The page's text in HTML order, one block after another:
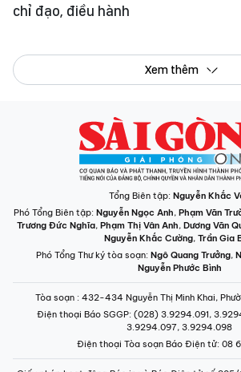
chỉ đạo, điều hành
Xem thêm
Tổng Biên tập: Nguyễn Khắc
Phó Tổng Biên tập: Nguyễn Ngọc Anh, Phạm Văn
Trương Đức Nghĩa, Phạm Thị Vân Anh, Dương Văn
Nguyễn Khắc Cường, Trần Gia
Phó Tổng Thư ký tòa soạn: Ngô Quang Trưởng,
Nguyễn Phước Bình
Tòa soạn : 432-434 Nguyễn Thị Minh Khai,
Điện thoại Báo SGGP: (028) 3.9294.091,
3.9294.097, 3.9294.098
Điện thoại Tòa soạn Báo Điện tử: 08